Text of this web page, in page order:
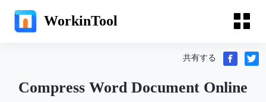
WorkinTool
共有する
Compress Word Document Online